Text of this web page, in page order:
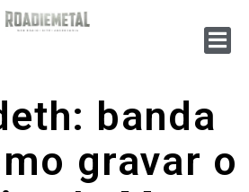
banda
gravar o